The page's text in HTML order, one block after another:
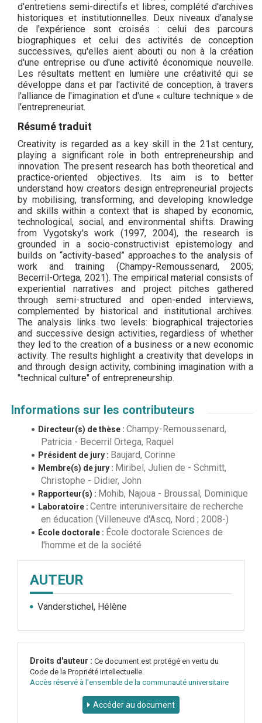
d'entretiens semi-directifs et libres, complété d'archives
historiques et institutionnelles. Deux niveaux d'analyse
de l'expérience sont croisés : celui des parcours
biographiques et celui des activités de conception
successives, qu'elles aient abouti ou non à la création
d'une entreprise ou d'une activité économique nouvelle.
Les résultats mettent en lumière une créativité qui se
développe dans et par l'activité de conception, à travers
l'alliance de l'imagination et d'une « culture technique » de
l'entrepreneuriat.
Résumé traduit
Creativity is regarded as a key skill in the 21st century,
playing a significant role in both entrepreneurship and
innovation. The present research has both theoretical and
practice-oriented objectives. Its aim is to better
understand how creators design entrepreneurial projects
by mobilising, transforming, and developing knowledge
and skills within a context that is shaped by economic,
technological, social, and environmental shifts. Drawing
from Vygotsky's work (1997, 2004), the research is
grounded in a socio-constructivist epistemology and
builds on “activity-based” approaches to the analysis of
work and training (Champy-Remoussenard, 2005;
Becerril-Ortega, 2021). The empirical material consists of
experiential narratives and project pitches gathered
through semi-structured and open-ended interviews,
complemented by historical and institutional archives.
The analysis links two levels: biographical trajectories
and successive design activities, regardless of whether
they led to the creation of a business or a new economic
activity. The results highlight a creativity that develops in
and through design activity, combining imagination with a
"technical culture" of entrepreneurship.
Informations sur les contributeurs
Directeur(s) de thèse : Champy-Remoussenard,
Patricia - Becerril Ortega, Raquel
Président de jury : Baujard, Corinne
Membre(s) de jury : Miribel, Julien de - Schmitt,
Christophe - Didier, John
Rapporteur(s) : Mohib, Najoua - Broussal, Dominique
Laboratoire : Centre interuniversitaire de recherche
en éducation (Villeneuve d'Ascq, Nord ; 2008-)
École doctorale : École doctorale Sciences de
l'homme et de la société
AUTEUR
Vanderstichel, Hélène
Droits d'auteur : Ce document est protégé en vertu du
Code de la Propriété Intellectuelle.
Accès réservé à l'ensemble de la communauté universitaire
Accéder au document